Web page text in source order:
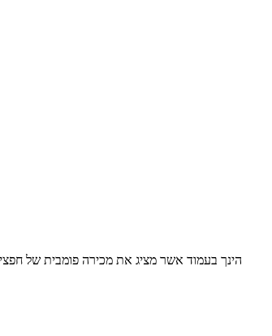
הינך בעמוד אשר מציג את מכירה פומבית של